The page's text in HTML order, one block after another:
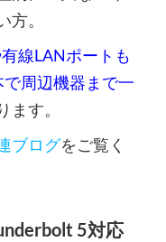
。
線LANポートも
周辺機器まで一
ます。
ブログをご覧く
5対応